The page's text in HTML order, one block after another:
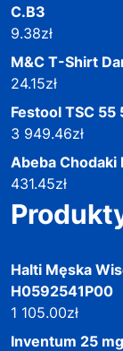
C.B3
9.38zł
M&C T-Shirt
24.15zł
Festool TSC 55
3 949.46zł
Abeba Chodaki
431.45zł
Halti Męska
H0592541P00
1 105.00zł
Inventum 25